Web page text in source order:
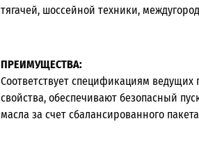
тягачей, шоссейной техники,
ПРЕИМУЩЕСТВА:
Соответствует спецификациям
свойства, обеспечивают безопасный
масла за счет сбалансированного